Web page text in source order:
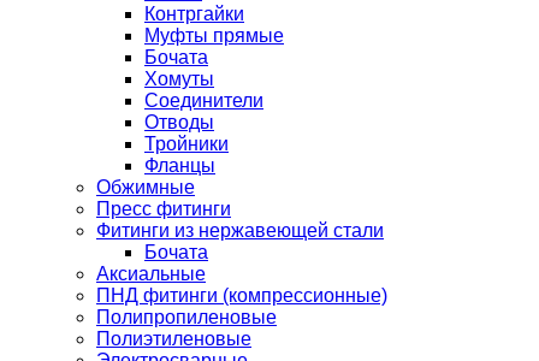
Контргайки
Муфты прямые
Бочата
Хомуты
Соединители
Отводы
Тройники
Фланцы
Обжимные
Пресс фитинги
Фитинги из нержавеющей стали
Бочата
Аксиальные
ПНД фитинги (компрессионные)
Полипропиленовые
Полиэтиленовые